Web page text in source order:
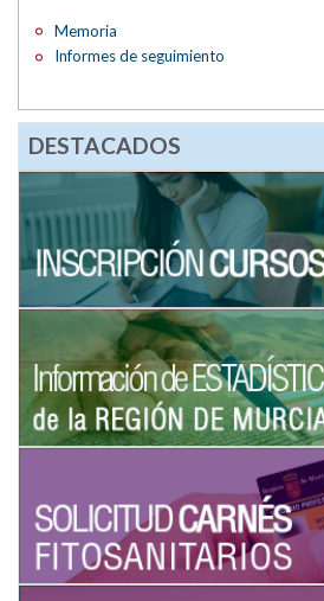
Memoria
Informes de seguimiento
DESTACADOS